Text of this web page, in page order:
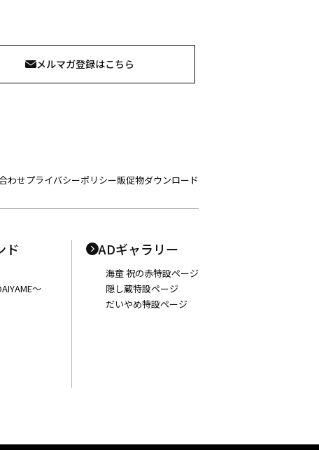
メルマガ登録はこちら
わせプライバシーポリシー販促物ダウンロード
ド
〜
ADギャラリー
海童 祝の赤特設ページ
隠し蔵特設ページ
だいやめ特設ページ